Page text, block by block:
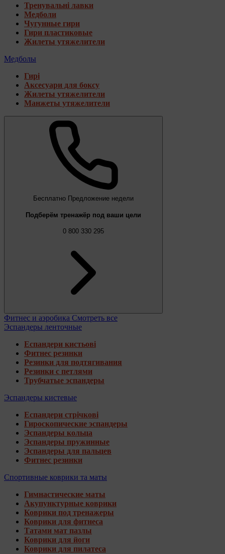
Тренувальні лавки
Медболи
Чугунные гири
Гири пластиковые
Жилеты утяжелители
Медболы
Гирі
Аксесуари для боксу
Жилеты утяжелители
Манжеты утяжелители
Бесплатно Предложение недели
Подберём тренажёр под ваши цели
0 800 330 295
Фитнес и аэробика Смотреть все
Эспандеры ленточные
Еспандери кистьові
Фитнес резинки
Резинки для подтягивания
Резинки с петлями
Трубчатые эспандеры
Эспандеры кистевые
Еспандери стрічкові
Гироскопические эспандеры
Эспандеры кольца
Эспандеры пружинные
Эспандеры для пальцев
Фитнес резинки
Спортивные коврики та маты
Гимнастические маты
Акупунктурные коврики
Коврики под тренажеры
Коврики для фитнеса
Татами мат пазлы
Коврики для йоги
Коврики для пилатеса